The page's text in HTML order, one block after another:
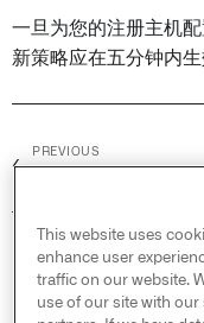
一旦为您的注册主机
新策略应在五分钟内生
←
PREVIOUS
© 2026 Palantir
reserved.
Cookies
This website uses
enhance user
traffic on our website.
use of our site with our